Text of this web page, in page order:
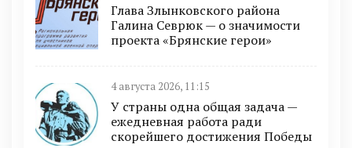
Глава Злынковского района
Галина Севрюк — о значимости
проекта «Брянские герои»
4 августа 2026, 11:15
У страны одна общая задача —
ежедневная работа ради
скорейшего достижения Победы